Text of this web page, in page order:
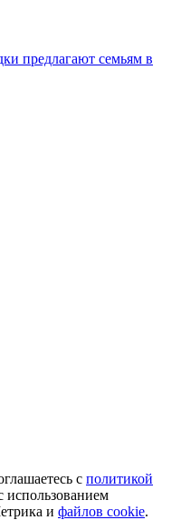
предлагают семьям в
с политикой
использованием
и файлов cookie.